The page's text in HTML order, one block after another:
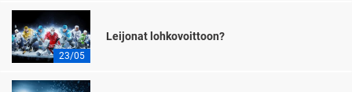
23/05
Leijonat lohkovoittoon?